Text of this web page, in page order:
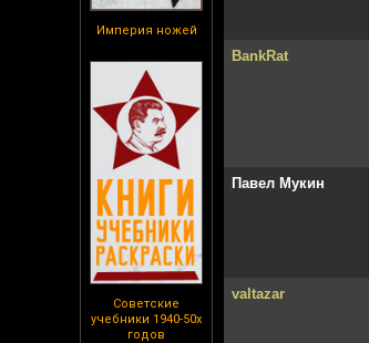
Империя ножей
Советские
учебники 1940-50х
годов
BankRat
Павел Мукин
valtazar